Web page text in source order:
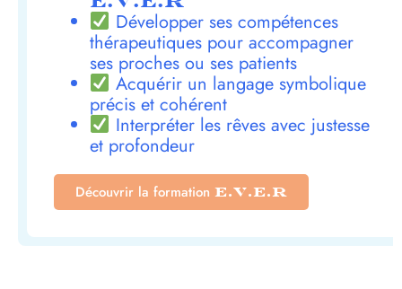
Développer ses compétences
thérapeutiques pour accompagner
ses proches ou ses patients
Acquérir un langage symbolique
précis et cohérent
Interpréter les rêves avec justesse
et profondeur
Découvrir la formation E.V.E.R